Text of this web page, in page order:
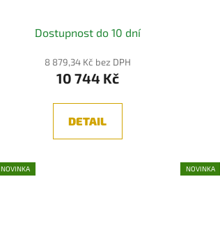
Dostupnost do 10 dní
8 879,34 Kč bez DPH
10 744 Kč
DETAIL
NOVINKA NOVINKA